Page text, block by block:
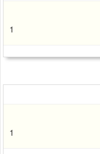
1
1